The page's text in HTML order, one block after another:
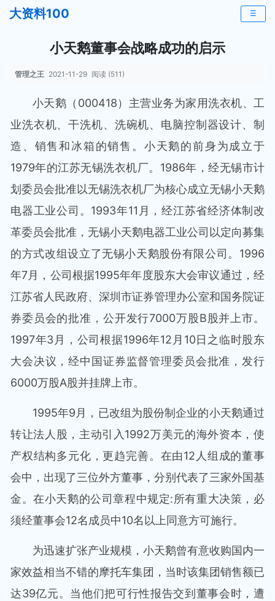
大资料100 ☰
小天鹅董事会战略成功的启示
管理之王 2021-11-29 阅读 (511)
小天鹅（000418）主营业务为家用洗衣机、工
业洗衣机、干洗机、洗碗机、电脑控制器设计、制
造、销售和冰箱的销售。小天鹅的前身为成立于
1979年的江苏无锡洗衣机厂。1986年，经无锡市计
划委员会批准以无锡洗衣机厂为核心成立无锡小天鹅
电器工业公司。1993年11月，经江苏省经济体制改
革委员会批准，无锡小天鹅电器工业公司以定向募集
的方式改组设立了无锡小天鹅股份有限公司。1996
年7月，公司根据1995年年度股东大会审议通过，经
江苏省人民政府、深圳市证券管理办公室和国务院证
券委员会的批准，公开发行7000万股B股并上市。
1997年3月，公司根据1996年12月10日之临时股东
大会决议，经中国证券监督管理委员会批准，发行
6000万股A股并挂牌上市。
1995年9月，已改组为股份制企业的小天鹅通过
转让法人股，主动引入1992万美元的海外资本，使
产权结构多元化，更趋完善。在由12人组成的董事
会中，出现了三位外方董事，分别代表了三家外国基
金。在小天鹅的公司章程中规定:所有重大决策，必
须经董事会12名成员中10名以上同意方可施行。
为迅速扩张产业规模，小天鹅曾有意收购国内一
家效益相当不错的摩托车集团，当时该集团销售额已
达39亿元。当他们把可行性报告交到董事会时，遭